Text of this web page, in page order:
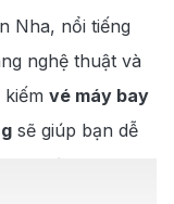
phá Madrid
phú tại
Nha, nổi tiếng
nghệ thuật và
vé máy bay
sẽ giúp bạn dễ
đãi và dịch vụ